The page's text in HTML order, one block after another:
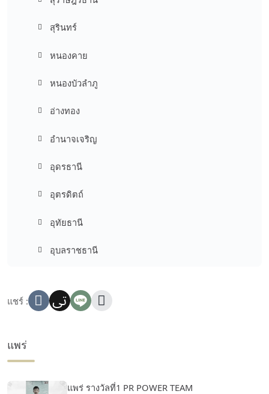
สุรินทร์
หนองคาย
หนองบัวลำภู
อ่างทอง
อำนาจเจริญ
อุดรธานี
อุตรดิตถ์
อุทัยธานี
อุบลราชธานี
แชร์ :
แพร่
แพร่ รางวัลที่1 PR POWER TEAM